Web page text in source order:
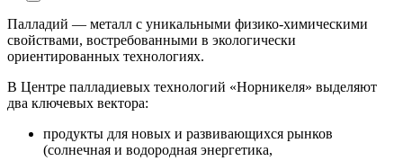
Палладий — металл с уникальными физико-химическими
свойствами, востребованными в экологически
ориентированных технологиях.
В Центре палладиевых технологий «Норникеля» выделяют
два ключевых вектора:
продукты для новых и развивающихся рынков
(солнечная и водородная энергетика,